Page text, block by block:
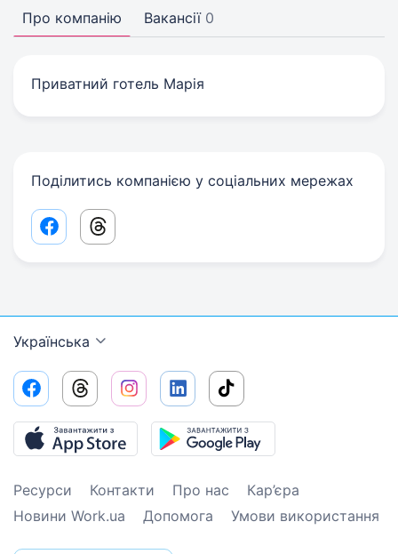
Про компанію Вакансії 0
Приватний готель Марія
Поділитись компанією у соціальних мережах
Facebook share link
Threads share link
Українська
Ресурси Контакти Про нас
Кар’єра
Новини Work.ua
Допомога Умови використання